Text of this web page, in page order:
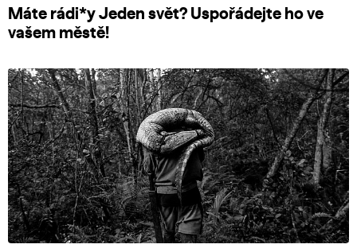
Máte rádi*y Jeden svět? Uspořádejte ho ve
vašem městě!